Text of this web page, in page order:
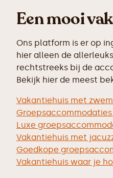
Een mooi
Ons platform is er op
hier alleen de
rechtstreeks bij de
Bekijk hier de meest
Vakantiehuis met
Luxe
Vakantiehuis met
Goedkope
Vakantiehuis waar je